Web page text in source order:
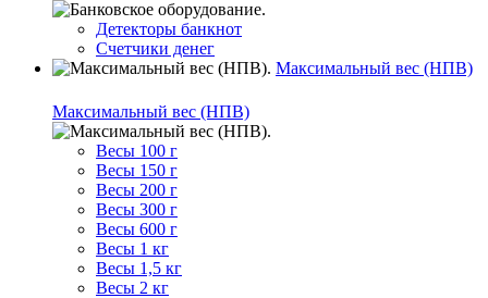
Детекторы банкнот
Счетчики денег
Максимальный вес (НПВ)
Максимальный вес (НПВ)
Весы 100 г
Весы 150 г
Весы 200 г
Весы 300 г
Весы 600 г
Весы 1 кг
Весы 1,5 кг
Весы 2 кг